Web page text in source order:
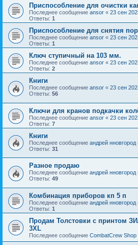
Приспособление для очистки
Последнее сообщение ansor « 23 сен
Ответы: 1
Приспособление для снятия
Последнее сообщение ansor « 23 сен
Ответы: 1
Ключ ступичный на 103 мм.
Последнее сообщение ansor « 23 сен
Ответы: 2
Книги
Последнее сообщение ansor « 23 сен
Ответы: 56
Ключи для кранов подкачки
Последнее сообщение ansor « 23 сен
Ответы: 7
Книги
Последнее сообщение андрей нновгород
Ответы: 31
Разное продаю
Последнее сообщение андрей нновгород
Ответы: 49
Комбинация приборов кп 5 п
Последнее сообщение андрей нновгород
Ответы: 1
Продам Толстовки с принтом
3XL
Последнее сообщение CombatCrew Shop